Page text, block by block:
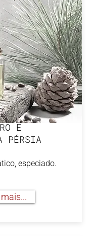
E
PÉRSIA
especiado.